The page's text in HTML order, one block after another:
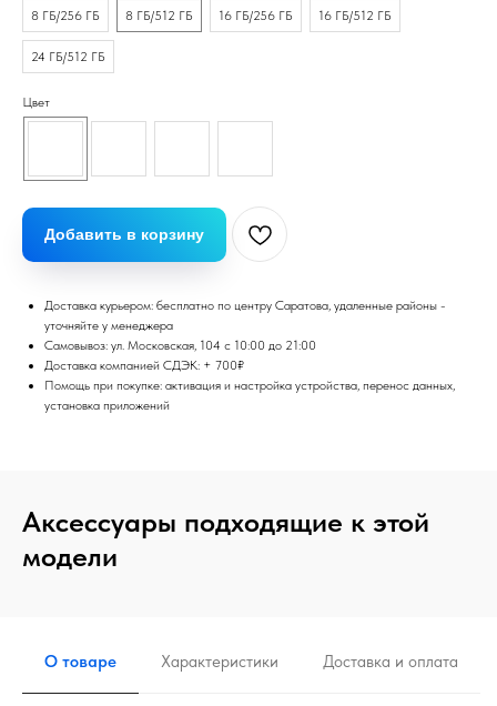
8 ГБ/256 ГБ
8 ГБ/512 ГБ 16 ГБ/256 ГБ 16 ГБ/512 ГБ
24 ГБ/512 ГБ
Цвет
Добавить в корзину
Доставка курьером: бесплатно по центру Саратова, удаленные районы -
уточняйте у менеджера
Самовывоз: ул. Московская, 104 с 10:00 до 21:00
Доставка компанией СДЭК: + 700₽
Помощь при покупке: активация и настройка устройства, перенос данных,
установка приложений
Аксессуары подходящие к этой
модели
О товаре Характеристики Доставка и оплата